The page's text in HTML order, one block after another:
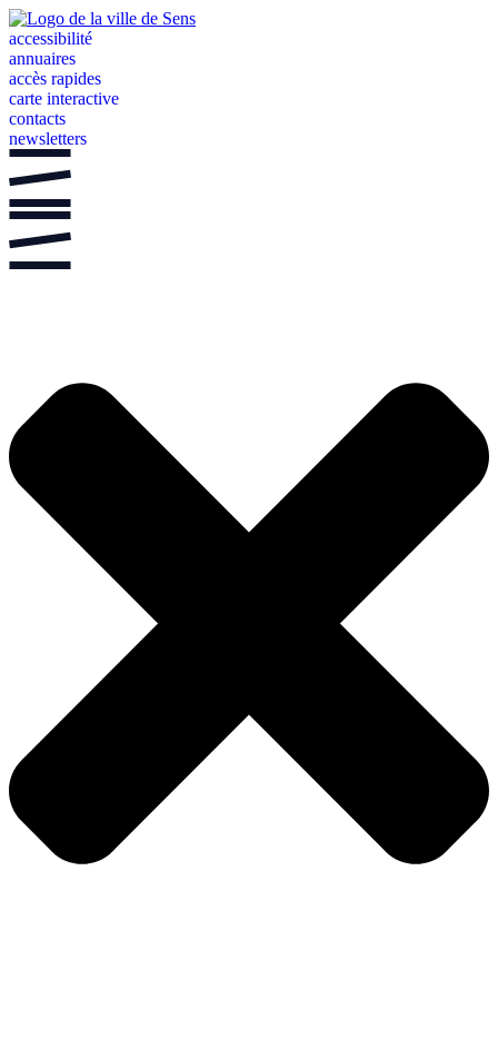
Aller
au
contenu
accessibilité
annuaires
accès rapides
carte interactive
contacts
newsletters